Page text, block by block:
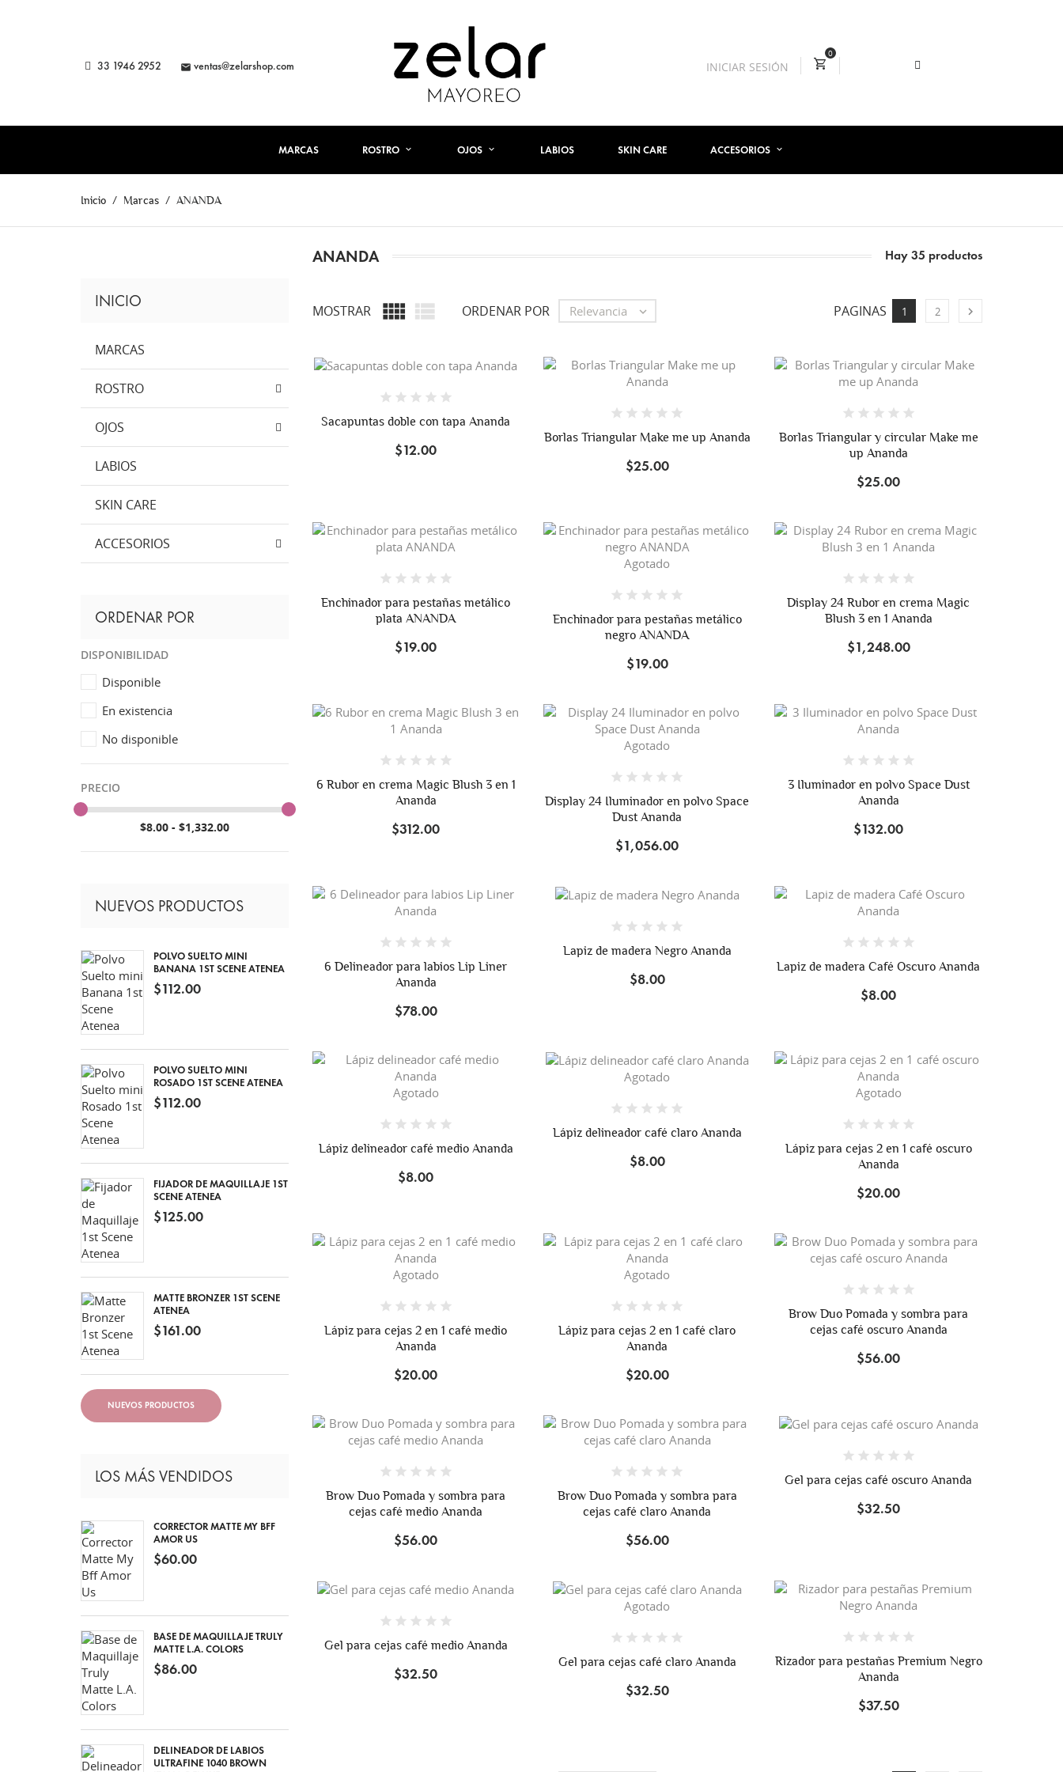
33 1946 2952  ventas@zelarshop.com INICIAR SESIÓN
0
MARCAS ROSTRO OJOS LABIOS SKIN CARE ACCESORIOS
Inicio Marcas ANANDA
INICIO
MARCAS
ROSTRO
OJOS
LABIOS
SKIN CARE
ACCESORIOS
ORDENAR POR
DISPONIBILIDAD
Disponible
En existencia
No disponible
PRECIO
$8.00 - $1,332.00
NUEVOS PRODUCTOS
POLVO SUELTO MINI
BANANA 1ST SCENE ATENEA
$112.00
POLVO SUELTO MINI
ROSADO 1ST SCENE ATENEA
$112.00
FIJADOR DE MAQUILLAJE 1ST
SCENE ATENEA
$125.00
MATTE BRONZER 1ST SCENE
ATENEA
$161.00
NUEVOS PRODUCTOS
LOS MÁS VENDIDOS
CORRECTOR MATTE MY BFF
AMOR US
$60.00
BASE DE MAQUILLAJE TRULY
MATTE L.A. COLORS
$86.00
DELINEADOR DE LABIOS
ULTRAFINE 1040 BROWN
ANANDA Hay 35 productos
MOSTRAR   ORDENAR POR Relevancia  PAGINAS 1 2 
Sacapuntas doble con tapa Ananda
$12.00
Borlas Triangular Make me up Ananda
$25.00
Borlas Triangular y circular Make me
up Ananda
$25.00
Enchinador para pestañas metálico
plata ANANDA
$19.00
Agotado
Enchinador para pestañas metálico
negro ANANDA
$19.00
Display 24 Rubor en crema Magic
Blush 3 en 1 Ananda
$1,248.00
6 Rubor en crema Magic Blush 3 en 1
Ananda
$312.00
Agotado
Display 24 Iluminador en polvo Space
Dust Ananda
$1,056.00
3 Iluminador en polvo Space Dust
Ananda
$132.00
6 Delineador para labios Lip Liner
Ananda
$78.00
Lapiz de madera Negro Ananda
$8.00
Lapiz de madera Café Oscuro Ananda
$8.00
Agotado
Lápiz delineador café medio Ananda
$8.00
Agotado
Lápiz delineador café claro Ananda
$8.00
Agotado
Lápiz para cejas 2 en 1 café oscuro
Ananda
$20.00
Agotado
Lápiz para cejas 2 en 1 café medio
Ananda
$20.00
Agotado
Lápiz para cejas 2 en 1 café claro
Ananda
$20.00
Brow Duo Pomada y sombra para
cejas café oscuro Ananda
$56.00
Brow Duo Pomada y sombra para
cejas café medio Ananda
$56.00
Brow Duo Pomada y sombra para
cejas café claro Ananda
$56.00
Gel para cejas café oscuro Ananda
$32.50
Gel para cejas café medio Ananda
$32.50
Agotado
Gel para cejas café claro Ananda
$32.50
Rizador para pestañas Premium Negro
Ananda
$37.50